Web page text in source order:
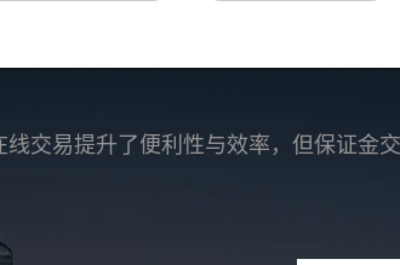
交易提升了便利性与效率，但保证金